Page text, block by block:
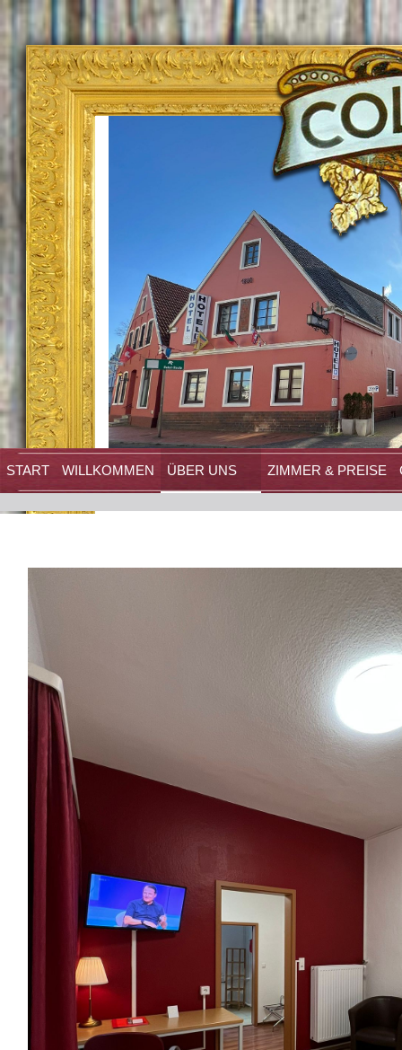
START WILLKOMMEN ÜBER UNS ZIMMER & PREISE